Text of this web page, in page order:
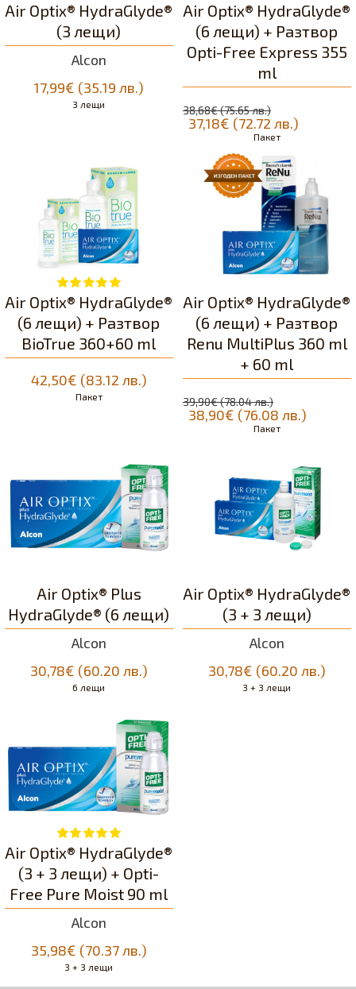
Alcon
Air Optix® HydraGlyde®
(3 лещи)
17,99€ (35.19 лв.)
3 лещи
Air Optix® HydraGlyde®
(6 лещи) + Разтвор
Opti-Free Express 355
ml
37,18€ (72.72 лв.)
38,68€ (75.65 лв.)
Пакет
Air Optix® HydraGlyde®
(6 лещи) + Разтвор
BioTrue 360+60 ml
42,50€ (83.12 лв.)
Пакет
Air Optix® HydraGlyde®
(6 лещи) + Разтвор
Renu MultiPlus 360 ml
+ 60 ml
38,90€ (76.08 лв.)
39,90€ (78.04 лв.)
Пакет
Alcon
Air Optix® Plus
HydraGlyde® (6 лещи)
30,78€ (60.20 лв.)
6 лещи
Alcon
Air Optix® HydraGlyde®
(3 + 3 лещи)
30,78€ (60.20 лв.)
3 + 3 лещи
Alcon
Air Optix® HydraGlyde®
(3 + 3 лещи) + Opti-
Free Pure Moist 90 ml
35,98€ (70.37 лв.)
3 + 3 лещи